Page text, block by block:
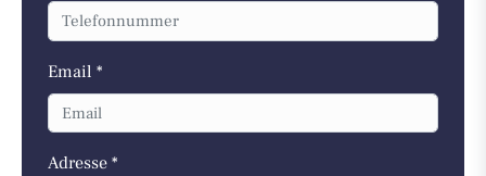
Email *
Adresse *